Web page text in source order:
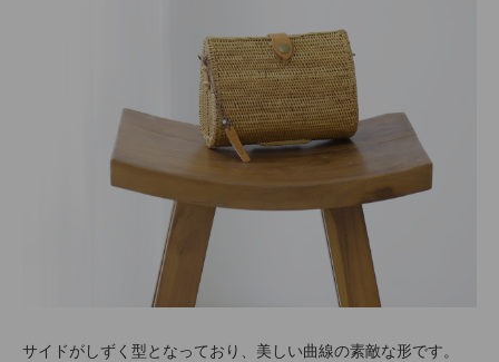
サイドがしずく型となっており、美しい曲線の素敵な形です。